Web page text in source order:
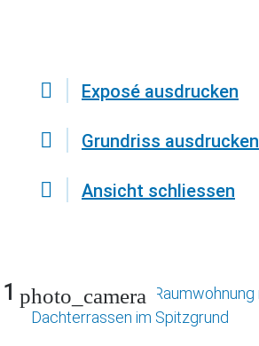
Exposé ausdrucken
Grundriss ausdrucken
Ansicht schliessen
1 photo_camera